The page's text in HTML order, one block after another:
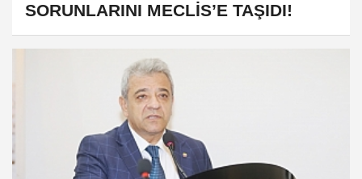
SORUNLARINI MECLİS’E TAŞIDI!